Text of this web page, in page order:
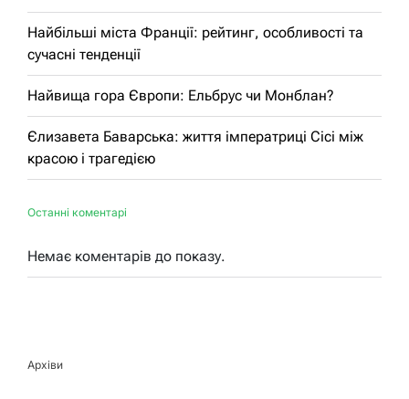
Найбільші міста Франції: рейтинг, особливості та
сучасні тенденції
Найвища гора Європи: Ельбрус чи Монблан?
Єлизавета Баварська: життя імператриці Сісі між
красою і трагедією
Останні коментарі
Немає коментарів до показу.
Архіви